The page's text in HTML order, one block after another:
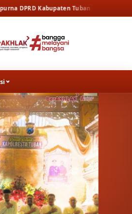
Tuban Berita Rapat Pembahasan